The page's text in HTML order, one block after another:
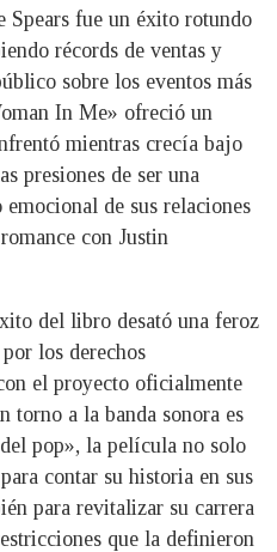
Spears fue un éxito rotundo
récords de ventas y
sobre los eventos más
In Me» ofreció un
mientras crecía bajo
presiones de ser una
de sus relaciones
con Justin
del libro desató una feroz
los derechos
el proyecto oficialmente
torno a la banda sonora es
pop», la película no solo
contar su historia en sus
para revitalizar su carrera
que la definieron